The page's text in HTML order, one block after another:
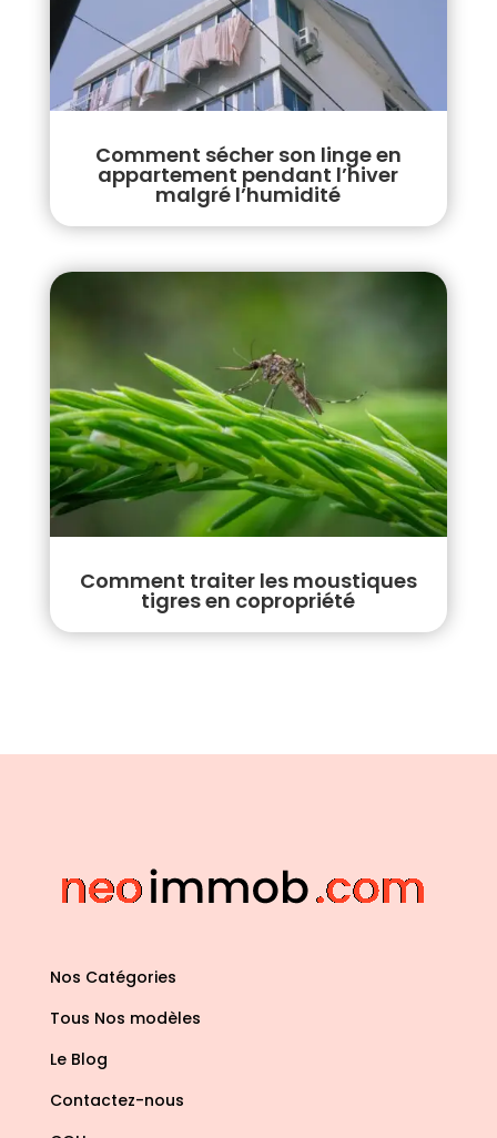
Comment sécher son linge en
appartement pendant l’hiver
malgré l’humidité
Comment traiter les moustiques
tigres en copropriété
Nos Catégories
Tous Nos modèles
Le Blog
Contactez-nous